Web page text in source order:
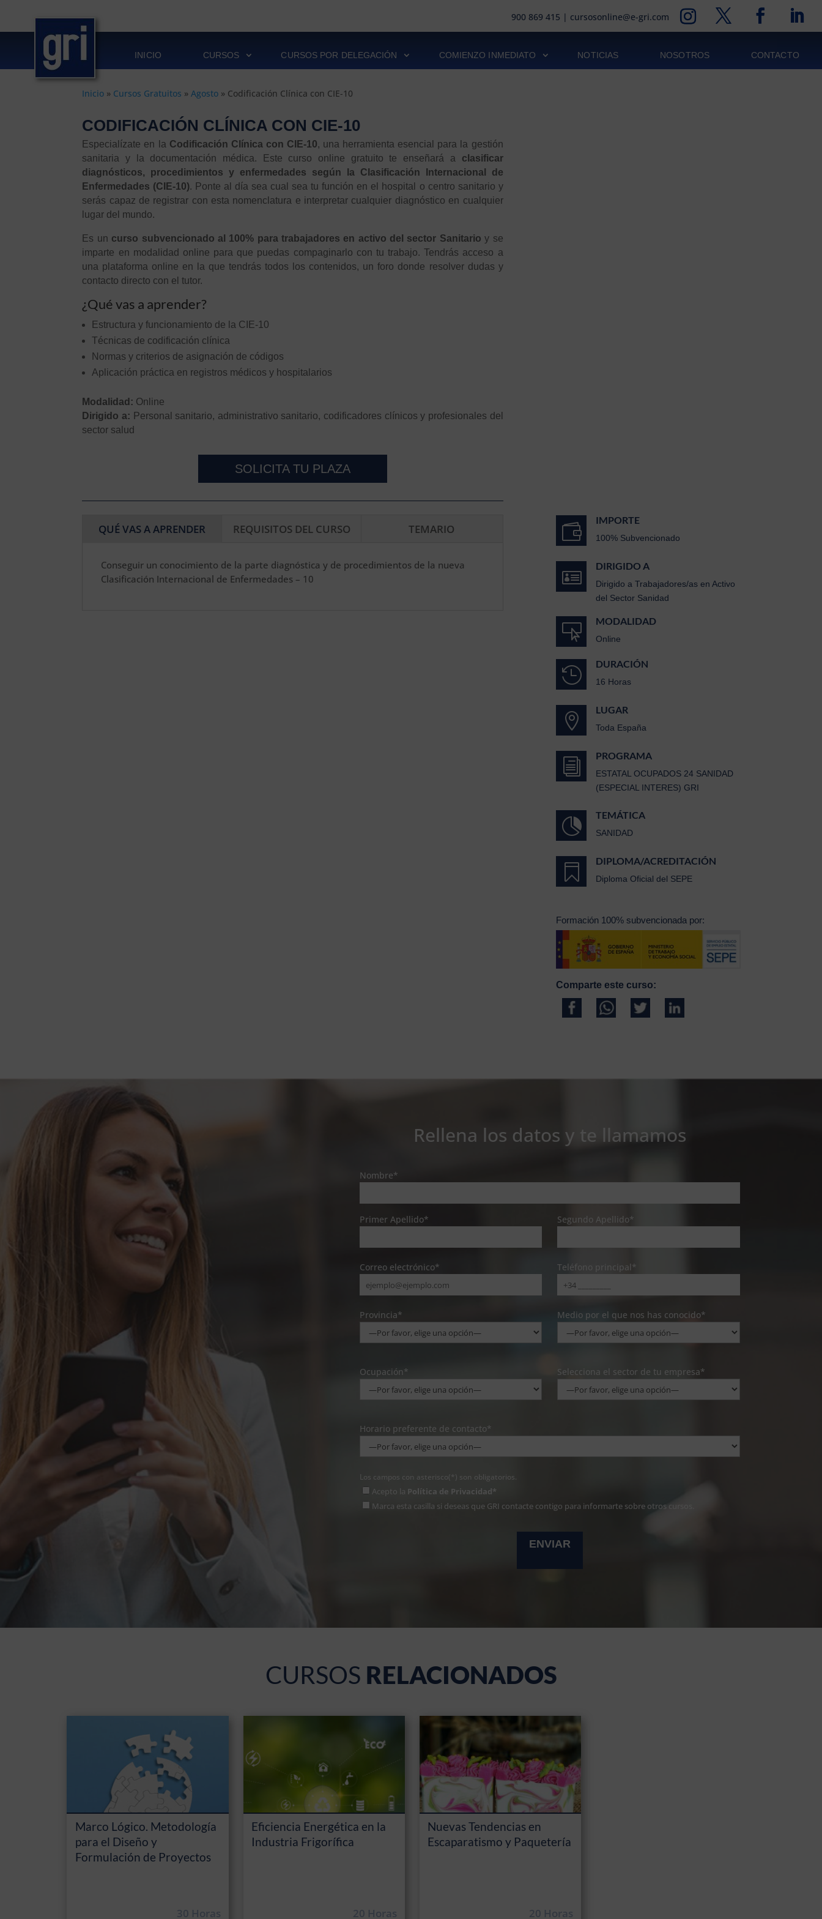
900 869 415 | cursosonline@e-gri.com
INICIO CURSOS CURSOS POR DELEGACIÓN COMIENZO INMEDIATO NOTICIAS NOSOTROS CONTACTO
Inicio » Cursos Gratuitos »Agosto » Codificación Clínica con CIE-10
CODIFICACIÓN CLÍNICA CON CIE-10
Especialízate en la Codificación Clínica con CIE-10, una herramienta esencial para la gestión
sanitaria y la documentación médica. Este curso online gratuito te enseñará a clasificar
diagnósticos, procedimientos y enfermedades según la Clasificación Internacional de
Enfermedades (CIE-10). Ponte al día sea cual sea tu función en el hospital o centro sanitario y
serás capaz de registrar con esta nomenclatura e interpretar cualquier diagnóstico en cualquier
lugar del mundo.
Es un curso subvencionado al 100% para trabajadores en activo del sector Sanitario y se
imparte en modalidad online para que puedas compaginarlo con tu trabajo. Tendrás acceso a
una plataforma online en la que tendrás todos los contenidos, un foro donde resolver dudas y
contacto directo con el tutor.
¿Qué vas a aprender?
Estructura y funcionamiento de la CIE-10
Técnicas de codificación clínica
Normas y criterios de asignación de códigos
Aplicación práctica en registros médicos y hospitalarios
Modalidad: Online
Dirigido a: Personal sanitario, administrativo sanitario, codificadores clínicos y profesionales del
sector salud
SOLICITA TU PLAZA
QUÉ VAS A APRENDER REQUISITOS DEL CURSO TEMARIO
Conseguir un conocimiento de la parte diagnóstica y de procedimientos de la nueva
Clasificación Internacional de Enfermedades – 10

IMPORTE
100% Subvencionado

DIRIGIDO A
Dirigido a Trabajadores/as en Activo
del Sector Sanidad

MODALIDAD
Online

DURACIÓN
16 Horas

LUGAR
Toda España
i
PROGRAMA
ESTATAL OCUPADOS 24 SANIDAD
(ESPECIAL INTERES) GRI

TEMÁTICA
SANIDAD

DIPLOMA/ACREDITACIÓN
Diploma Oficial del SEPE
Formación 100% subvencionada por:
Comparte este curso:
Rellena los datos y te llamamos
Nombre*
Primer Apellido* Segundo Apellido*
Correo electrónico* Teléfono principal*
Provincia* Medio por el que nos has conocido*
Ocupación* Selecciona el sector de tu empresa*
Horario preferente de contacto*
Los campos con asterisco(*) son obligatorios.
Acepto la Política de Privacidad*
Marca esta casilla si deseas que GRI contacte contigo para informarte sobre otros cursos.
CURSOS RELACIONADOS
Marco Lógico. Metodología
para el Diseño y
Formulación de Proyectos
30 Horas
Eficiencia Energética en la
Industria Frigorífica
20 Horas
Nuevas Tendencias en
Escaparatismo y Paquetería
20 Horas